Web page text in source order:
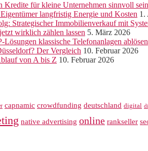
Kredite für kleine Unternehmen sinnvoll
langfristig Energie und Kosten 1.
Strategischer Immobilienverkauf mit
wirklich zählen lassen 5. März 2026
klassische Telefonanlagen ablösen
Der Vergleich 10. Februar 2026
von A bis Z 10. Februar 2026
capnamic crowdfunding deutschland digital
native advertising online rankseller